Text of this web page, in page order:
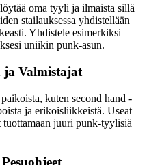
oma tyyli ja ilmaista sillä
stailauksessa yhdistellään
Yhdistele esimerkiksi
uniikin punk-asun.
ja Valmistajat
kuten second hand -
ja erikoisliikkeistä. Useat
juuri punk-tyylisiä